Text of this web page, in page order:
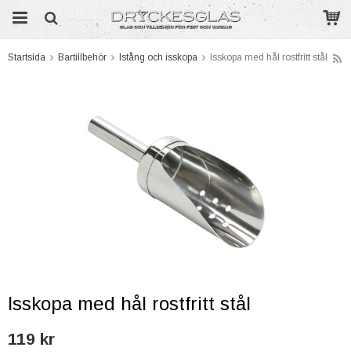
Startsida Bartillbehör Istång och isskopa Isskopa med hål rostfritt stål
Isskopa med hål rostfritt stål
119 kr